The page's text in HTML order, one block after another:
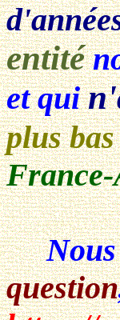
entité
et qui
plus bas
France-
Nous
question